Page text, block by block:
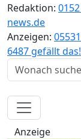
Redaktion:
news.de
Anzeigen:
6487 gefällt das!
Anzeige